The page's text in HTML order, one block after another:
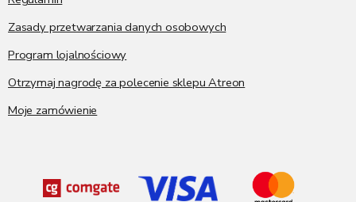
Zasady przetwarzania danych osobowych
Program lojalnościowy
Otrzymaj nagrodę za polecenie sklepu Atreon
Moje zamówienie